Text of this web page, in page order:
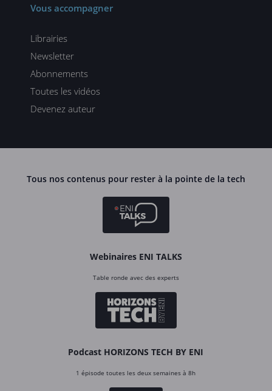
Vous accompagner
Librairies
Newsletter
Abonnements
Toutes les vidéos
Devenez auteur
Tous nos contenus pour rester à la pointe de la tech
Webinaires ENI TALKS
Table ronde avec des experts
Podcast HORIZONS TECH BY ENI
1 épisode toutes les deux semaines à 8h